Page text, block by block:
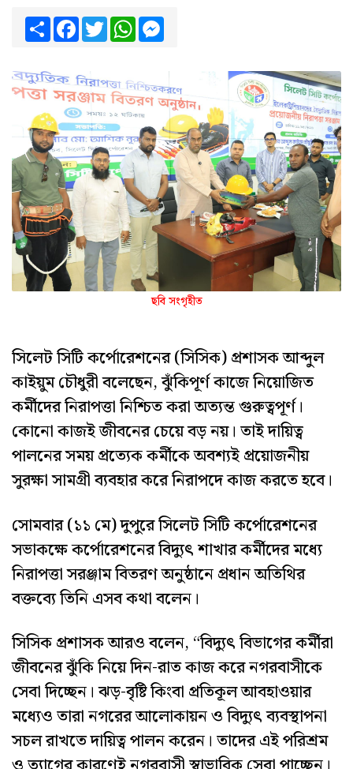
ShareFacebook
TwitterWhatsApp
ছবি সংগৃহীত
সিলেট সিটি কর্পোরেশনের (সিসিক) প্রশাসক আব্দুল
কাইয়ুম চৌধুরী বলেছেন, ঝুঁকিপূর্ণ কাজে নিয়োজিত
কর্মীদের নিরাপত্তা নিশ্চিত করা অত্যন্ত গুরুত্বপূর্ণ।
কোনো কাজই জীবনের চেয়ে বড় নয়। তাই দায়িত্ব
পালনের সময় প্রত্যেক কর্মীকে অবশ্যই প্রয়োজনীয়
সুরক্ষা সামগ্রী ব্যবহার করে নিরাপদে কাজ করতে হবে।
সোমবার (১১ মে) দুপুরে সিলেট সিটি কর্পোরেশনের
সভাকক্ষে কর্পোরেশনের বিদ্যুৎ শাখার কর্মীদের মধ্যে
নিরাপত্তা সরঞ্জাম বিতরণ অনুষ্ঠানে প্রধান অতিথির
বক্তব্যে তিনি এসব কথা বলেন।
সিসিক প্রশাসক আরও বলেন, “বিদ্যুৎ বিভাগের কর্মীরা
জীবনের ঝুঁকি নিয়ে দিন-রাত কাজ করে নগরবাসীকে
সেবা দিচ্ছেন। ঝড়-বৃষ্টি কিংবা প্রতিকূল আবহাওয়ার
মধ্যেও তারা নগরের আলোকায়ন ও বিদ্যুৎ ব্যবস্থাপনা
সচল রাখতে দায়িত্ব পালন করেন। তাদের এই পরিশ্রম